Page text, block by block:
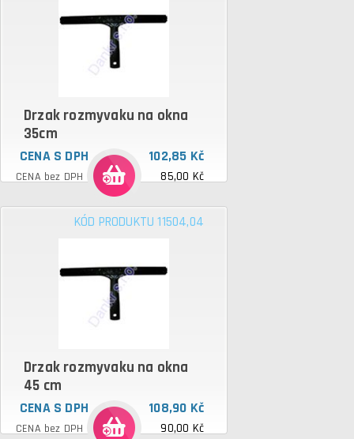
Drzak rozmyvaku na okna
35cm
CENA S DPH 102,85 Kč
CENA bez DPH 85,00 Kč
KÓD PRODUKTU 11504,04
Drzak rozmyvaku na okna
45 cm
CENA S DPH 108,90 Kč
CENA bez DPH 90,00 Kč